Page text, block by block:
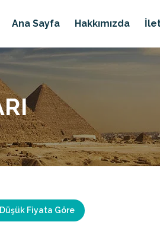
Ana Sayfa Hakkımızda
Düşük Fiyata Göre